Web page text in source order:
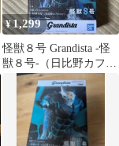
¥1,299
怪獣８号 Grandista -怪
獣８号-（日比野カフカ
ver.）